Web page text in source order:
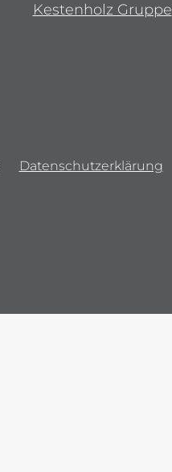
Kestenholz Gruppe
Datenschutzerklärung